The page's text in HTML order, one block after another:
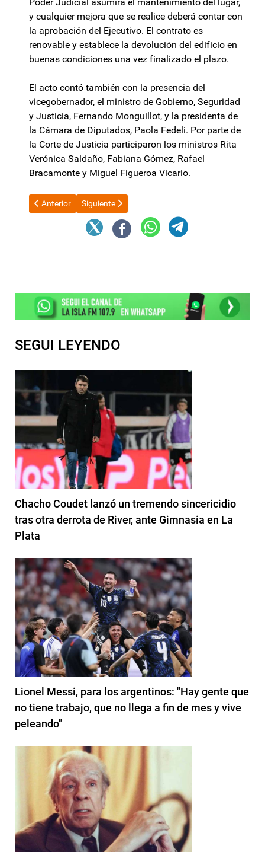
y cualquier mejora que se realice deberá contar con
la aprobación del Ejecutivo. El contrato es
renovable y establece la devolución del edificio en
buenas condiciones una vez finalizado el plazo.
El acto contó también con la presencia del
vicegobernador, el ministro de Gobierno, Seguridad
y Justicia, Fernando Monguillot, y la presidenta de
la Cámara de Diputados, Paola Fedeli. Por parte de
la Corte de Justicia participaron los ministros Rita
Verónica Saldaño, Fabiana Gómez, Rafael
Bracamonte y Miguel Figueroa Vicario.
Artículo anterior: “Si el diputado dice que no debe haber
Anterior Artículo siguiente: Kicillof: "No hay magia ni
Siguiente
SEGUI LEYENDO
Chacho Coudet lanzó un tremendo sincericidio
tras otra derrota de River, ante Gimnasia en La
Plata
Lionel Messi, para los argentinos: "Hay gente que
no tiene trabajo, que no llega a fin de mes y vive
peleando"